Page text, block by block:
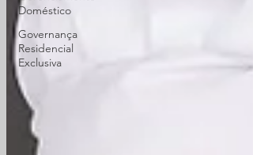
Doméstico
Governança
Residencial
Exclusiva